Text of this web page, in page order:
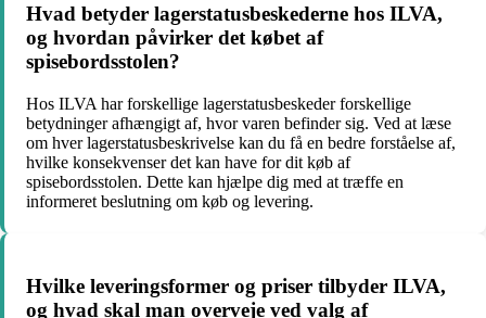
Hvad betyder lagerstatusbeskederne hos ILVA,
og hvordan påvirker det købet af
spisebordsstolen?
Hos ILVA har forskellige lagerstatusbeskeder forskellige
betydninger afhængigt af, hvor varen befinder sig. Ved at læse
om hver lagerstatusbeskrivelse kan du få en bedre forståelse af,
hvilke konsekvenser det kan have for dit køb af
spisebordsstolen. Dette kan hjælpe dig med at træffe en
informeret beslutning om køb og levering.
Hvilke leveringsformer og priser tilbyder ILVA,
og hvad skal man overveje ved valg af